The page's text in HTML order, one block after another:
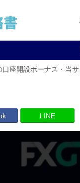
口座開設ボーナス・当
LINE